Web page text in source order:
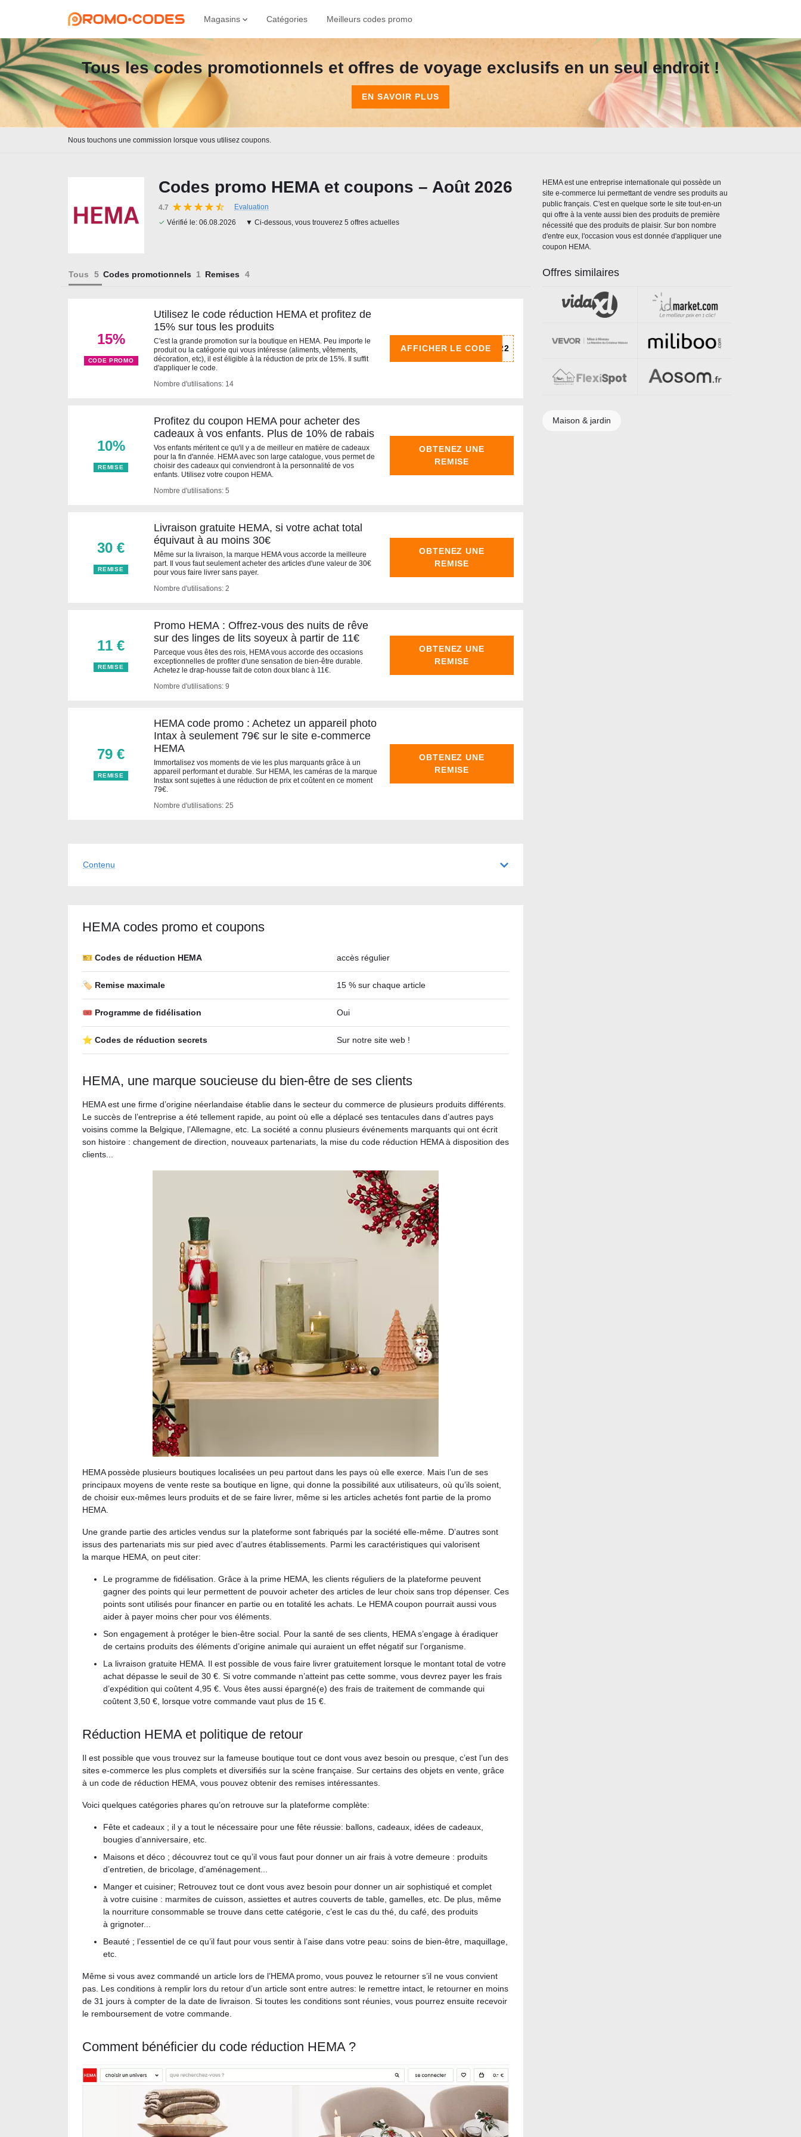
Magasins Catégories Meilleurs codes promo
Tous les codes promotionnels et offres de voyage exclusifs en un seul endroit !
EN SAVOIR PLUS
Nous touchons une commission lorsque vous utilisez coupons.
Codes promo HEMA et coupons – Août 2026
4.7
Evaluation
✓ Vérifié le: 06.08.2026 ▼ Ci-dessous, vous trouverez 5 offres actuelles
Tous Codes promotionnels Remises
15%
CODE PROMO
Utilisez le code réduction HEMA et profitez de
15% sur tous les produits
C'est la grande promotion sur la boutique en HEMA. Peu importe le
produit ou la catégorie qui vous intéresse (aliments, vêtements,
décoration, etc), il est éligible à la réduction de prix de 15%. Il suffit
d'appliquer le code.
Nombre d'utilisations: 14
AFFICHER LE CODE
10%
REMISE
Profitez du coupon HEMA pour acheter des
cadeaux à vos enfants. Plus de 10% de rabais
Vos enfants méritent ce qu'il y a de meilleur en matière de cadeaux
pour la fin d'année. HEMA avec son large catalogue, vous permet de
choisir des cadeaux qui conviendront à la personnalité de vos
enfants. Utilisez votre coupon HEMA.
Nombre d'utilisations: 5
OBTENEZ UNE
REMISE
30 €
REMISE
Livraison gratuite HEMA, si votre achat total
équivaut à au moins 30€
Même sur la livraison, la marque HEMA vous accorde la meilleure
part. Il vous faut seulement acheter des articles d'une valeur de 30€
pour vous faire livrer sans payer.
Nombre d'utilisations: 2
OBTENEZ UNE
REMISE
11 €
REMISE
Promo HEMA : Offrez-vous des nuits de rêve
sur des linges de lits soyeux à partir de 11€
Parceque vous êtes des rois, HEMA vous accorde des occasions
exceptionnelles de profiter d'une sensation de bien-être durable.
Achetez le drap-housse fait de coton doux blanc à 11€.
Nombre d'utilisations: 9
OBTENEZ UNE
REMISE
79 €
REMISE
HEMA code promo : Achetez un appareil photo
Intax à seulement 79€ sur le site e-commerce
HEMA
Immortalisez vos moments de vie les plus marquants grâce à un
appareil performant et durable. Sur HEMA, les caméras de la marque
Instax sont sujettes à une réduction de prix et coûtent en ce moment
79€.
Nombre d'utilisations: 25
OBTENEZ UNE
REMISE
Contenu
HEMA codes promo et coupons
🎫 Codes de réduction HEMA accès régulier
🏷️ Remise maximale 15 % sur chaque article
🎟 Programme de fidélisation Oui
⭐ Codes de réduction secrets Sur notre site web !
HEMA, une marque soucieuse du bien-être de ses clients
HEMA est une firme d’origine néerlandaise établie dans le secteur du commerce de plusieurs produits différents.
Le succès de l’entreprise a été tellement rapide, au point où elle a déplacé ses tentacules dans d’autres pays
voisins comme la Belgique, l’Allemagne, etc. La société a connu plusieurs événements marquants qui ont écrit
son histoire : changement de direction, nouveaux partenariats, la mise du code réduction HEMA à disposition des
clients...
HEMA possède plusieurs boutiques localisées un peu partout dans les pays où elle exerce. Mais l’un de ses
principaux moyens de vente reste sa boutique en ligne, qui donne la possibilité aux utilisateurs, où qu’ils soient,
de choisir eux-mêmes leurs produits et de se faire livrer, même si les articles achetés font partie de la promo
HEMA.
Une grande partie des articles vendus sur la plateforme sont fabriqués par la société elle-même. D’autres sont
issus des partenariats mis sur pied avec d’autres établissements. Parmi les caractéristiques qui valorisent
la marque HEMA, on peut citer:
Le programme de fidélisation. Grâce à la prime HEMA, les clients réguliers de la plateforme peuvent
gagner des points qui leur permettent de pouvoir acheter des articles de leur choix sans trop dépenser. Ces
points sont utilisés pour financer en partie ou en totalité les achats. Le HEMA coupon pourrait aussi vous
aider à payer moins cher pour vos éléments.
Son engagement à protéger le bien-être social. Pour la santé de ses clients, HEMA s’engage à éradiquer
de certains produits des éléments d’origine animale qui auraient un effet négatif sur l’organisme.
La livraison gratuite HEMA. Il est possible de vous faire livrer gratuitement lorsque le montant total de votre
achat dépasse le seuil de 30 €. Si votre commande n’atteint pas cette somme, vous devrez payer les frais
d’expédition qui coûtent 4,95 €. Vous êtes aussi épargné(e) des frais de traitement de commande qui
coûtent 3,50 €, lorsque votre commande vaut plus de 15 €.
Réduction HEMA et politique de retour
Il est possible que vous trouvez sur la fameuse boutique tout ce dont vous avez besoin ou presque, c’est l’un des
sites e-commerce les plus complets et diversifiés sur la scène française. Sur certains des objets en vente, grâce
à un code de réduction HEMA, vous pouvez obtenir des remises intéressantes.
Voici quelques catégories phares qu’on retrouve sur la plateforme complète:
Fête et cadeaux ; il y a tout le nécessaire pour une fête réussie: ballons, cadeaux, idées de cadeaux,
bougies d’anniversaire, etc.
Maisons et déco ; découvrez tout ce qu’il vous faut pour donner un air frais à votre demeure : produits
d’entretien, de bricolage, d’aménagement...
Manger et cuisiner; Retrouvez tout ce dont vous avez besoin pour donner un air sophistiqué et complet
à votre cuisine : marmites de cuisson, assiettes et autres couverts de table, gamelles, etc. De plus, même
la nourriture consommable se trouve dans cette catégorie, c’est le cas du thé, du café, des produits
à grignoter...
Beauté ; l’essentiel de ce qu’il faut pour vous sentir à l’aise dans votre peau: soins de bien-être, maquillage,
etc.
Même si vous avez commandé un article lors de l’HEMA promo, vous pouvez le retourner s’il ne vous convient
pas. Les conditions à remplir lors du retour d’un article sont entre autres: le remettre intact, le retourner en moins
de 31 jours à compter de la date de livraison. Si toutes les conditions sont réunies, vous pourrez ensuite recevoir
le remboursement de votre commande.
Comment bénéficier du code réduction HEMA ?
HEMA est une entreprise internationale qui possède un
site e-commerce lui permettant de vendre ses produits au
public français. C'est en quelque sorte le site tout-en-un
qui offre à la vente aussi bien des produits de première
nécessité que des produits de plaisir. Sur bon nombre
d'entre eux, l'occasion vous est donnée d'appliquer une
coupon HEMA.
Offres similaires
Maison & jardin